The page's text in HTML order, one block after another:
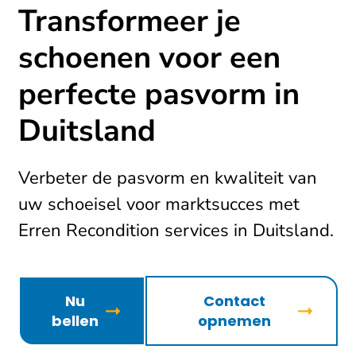
Transformeer je
schoenen voor een
perfecte pasvorm in
Duitsland
Verbeter de pasvorm en kwaliteit van
uw schoeisel voor marktsucces met
Erren Recondition services in Duitsland.
Nu
bellen
Contact
opnemen